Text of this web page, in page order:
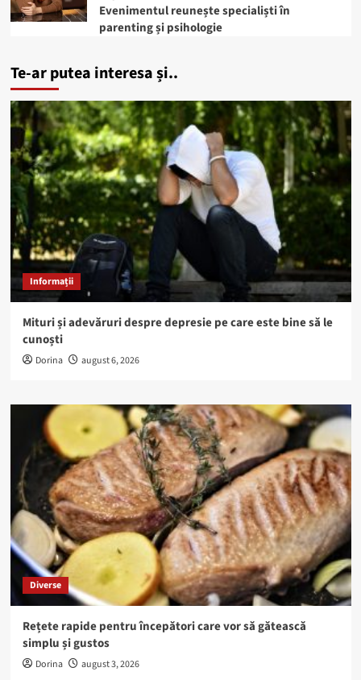
Evenimentul reunește specialiști în
parenting și psihologie
Te-ar putea interesa și..
Informații
Mituri și adevăruri despre depresie pe care este bine să le
cunoști
Dorina august 6, 2026
Diverse
Rețete rapide pentru începători care vor să gătească
simplu și gustos
Dorina august 3, 2026